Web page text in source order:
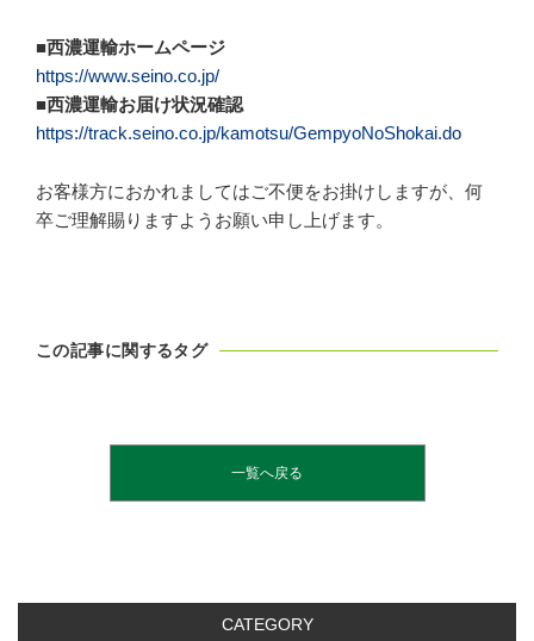
■西濃運輸ホームページ
https://www.seino.co.jp/
■西濃運輸お届け状況確認
https://track.seino.co.jp/kamotsu/GempyoNoShokai.do
お客様方におかれましてはご不便をお掛けしますが、何
卒ご理解賜りますようお願い申し上げます。
この記事に関するタグ
一覧へ戻る
CATEGORY